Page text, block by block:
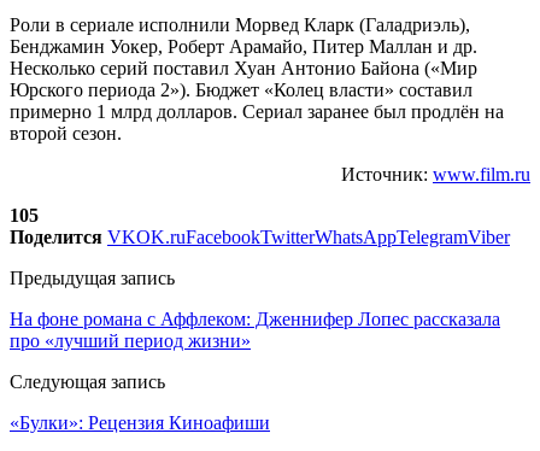
Роли в сериале исполнили Морвед Кларк (Галадриэль),
Бенджамин Уокер, Роберт Арамайо, Питер Маллан и др.
Несколько серий поставил Хуан Антонио Байона («Мир
Юрского периода 2»). Бюджет «Колец власти» составил
примерно 1 млрд долларов. Сериал заранее был продлён на
второй сезон.
Источник: www.film.ru
105
Поделится VKOK.ruFacebookTwitterWhatsAppTelegramViber
Предыдущая запись
На фоне романа с Аффлеком: Дженнифер Лопес рассказала
про «лучший период жизни»
Следующая запись
«Булки»: Рецензия Киноафиши